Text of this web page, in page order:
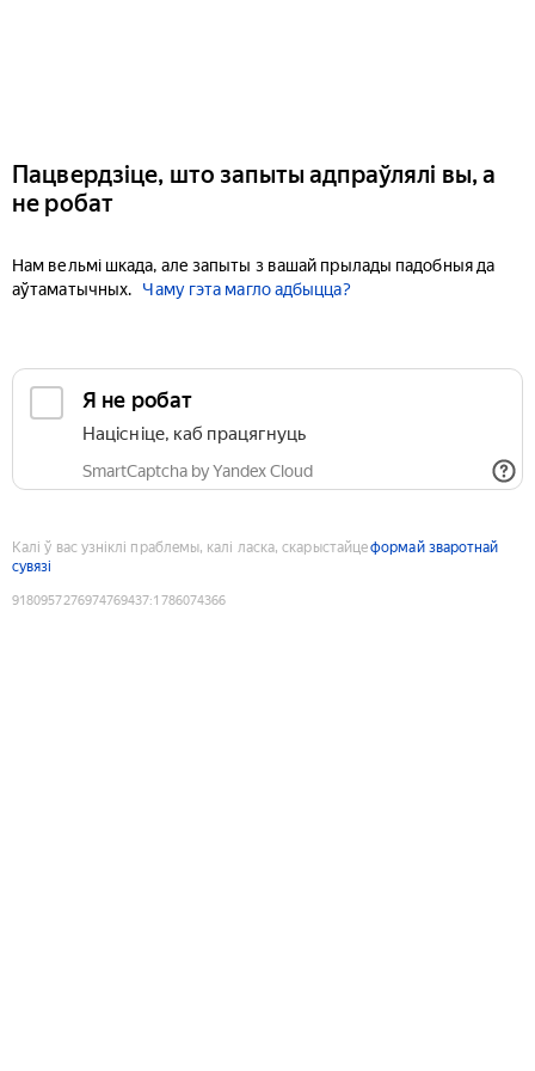
Пацвердзіце, што запыты адпраўлялі вы, а
не робат
Нам вельмі шкада, але запыты з вашай прылады падобныя да
аўтаматычных.
Чаму гэта магло адбыцца?
Я не робат
Націсніце, каб працягнуць
SmartCaptcha by Yandex Cloud
Калі ў вас узніклі праблемы, калі ласка, скарыстайцеформай зваротнай
сувязі
9180957276974769437:1786074366